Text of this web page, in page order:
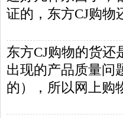
证的，东方CJ购物
东方CJ购物的货还
出现的产品质量问
的），所以网上购